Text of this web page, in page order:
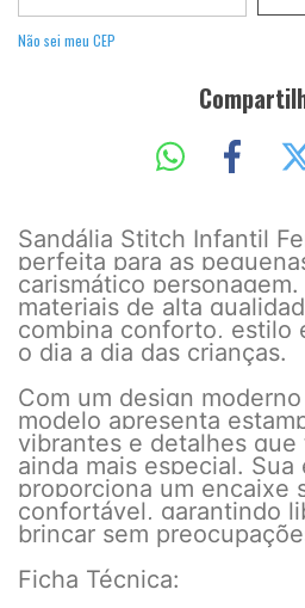
Não sei meu CEP
Sandália Stitch Infantil
perfeita para as
carismático
materiais de alta
combina conforto, estilo
o dia a dia das crianças.
Com um design
modelo apresenta
vibrantes e detalhes que
ainda mais especial. Sua
proporciona um encaixe
confortável, garantindo
brincar sem
Ficha Técnica: